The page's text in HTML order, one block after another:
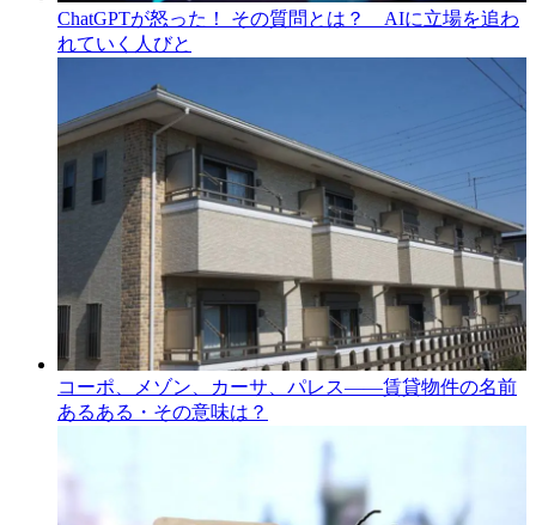
ChatGPTが怒った！ その質問とは？ AIに立場を追わ
れていく人びと
コーポ、メゾン、カーサ、パレス――賃貸物件の名前
あるある・その意味は？